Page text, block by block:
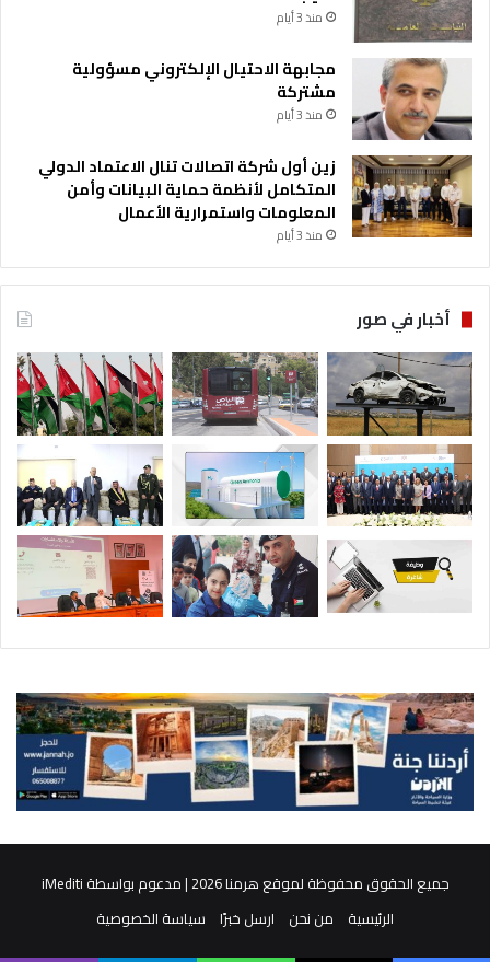
منذ 3 أيام
مجابهة الاحتيال الإلكتروني مسؤولية
مشتركة
منذ 3 أيام
زين أول شركة اتصالات تنال الاعتماد الدولي
المتكامل لأنظمة حماية البيانات وأمن
المعلومات واستمرارية الأعمال
منذ 3 أيام
أخبار في صور
جميع الحقوق محفوظة لموقع هرمنا 2026 | مدعوم بواسطة
iMediti
الرئيسية
من نحن ارسل خبرًا سياسة الخصوصية